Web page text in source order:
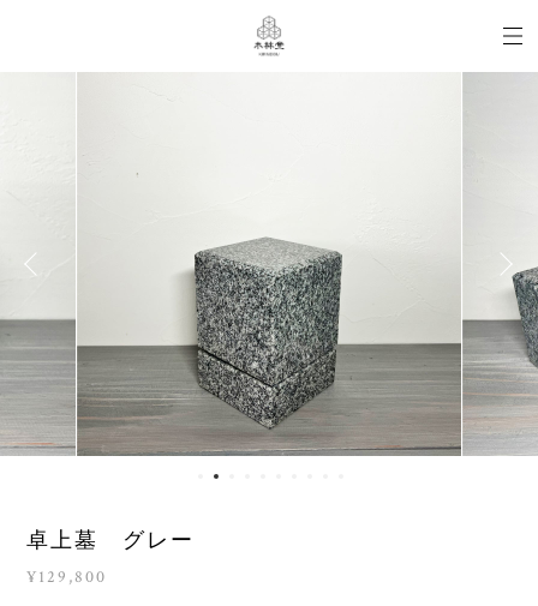
卓上墓 グレー
¥129,800